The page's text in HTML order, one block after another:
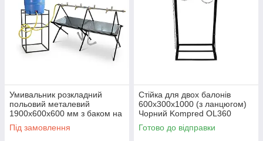
Умивальник розкладний
польовий металевий
1900х600х600 мм з баком на
350 л Kompred OL867
Під замовлення
Стійка для двох балонів
600х300х1000 (з ланцюгом)
Чорний Kompred OL360
Готово до відправки